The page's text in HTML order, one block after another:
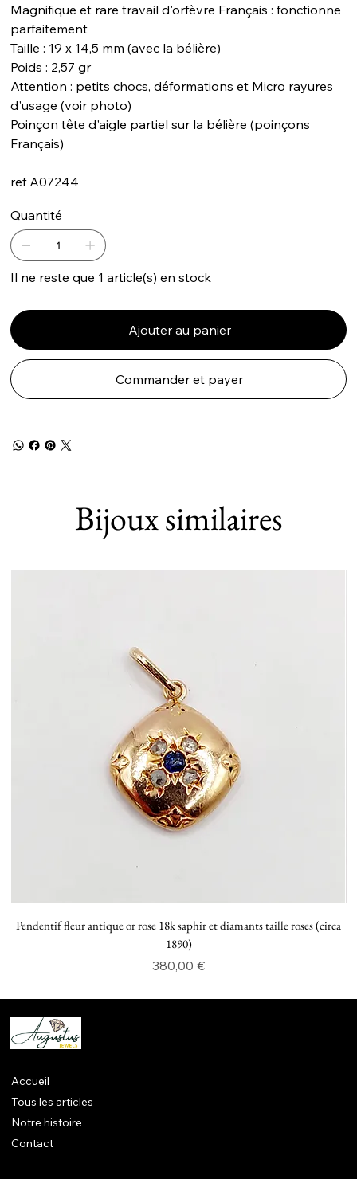
Magnifique et rare travail d'orfèvre Français : fonctionne
parfaitement
Taille : 19 x 14,5 mm (avec la bélière)
Poids : 2,57 gr
Attention : petits chocs, déformations et Micro rayures
d'usage (voir photo)
Poinçon tête d'aigle partiel sur la bélière (poinçons
Français)
ref A07244
Quantité
Il ne reste que 1 article(s) en stock
Ajouter au panier
Commander et payer
Bijoux similaires
Pendentif fleur antique or rose 18k saphir et diamants taille roses (circa
1890)
Prix
380,00 €
Accueil
Tous les articles
Notre histoire
Contact